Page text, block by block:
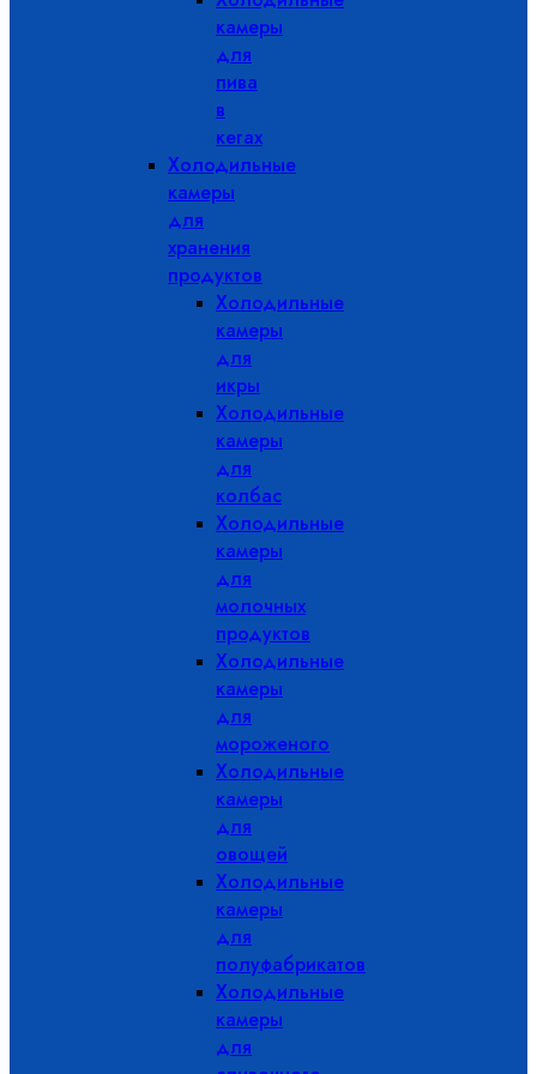
камеры
для
пива
в
кегах
Холодильные
камеры
для
хранения
продуктов
Холодильные
камеры
для
икры
Холодильные
камеры
для
колбас
Холодильные
камеры
для
молочных
продуктов
Холодильные
камеры
для
мороженого
Холодильные
камеры
для
овощей
Холодильные
камеры
для
полуфабрикатов
Холодильные
камеры
для